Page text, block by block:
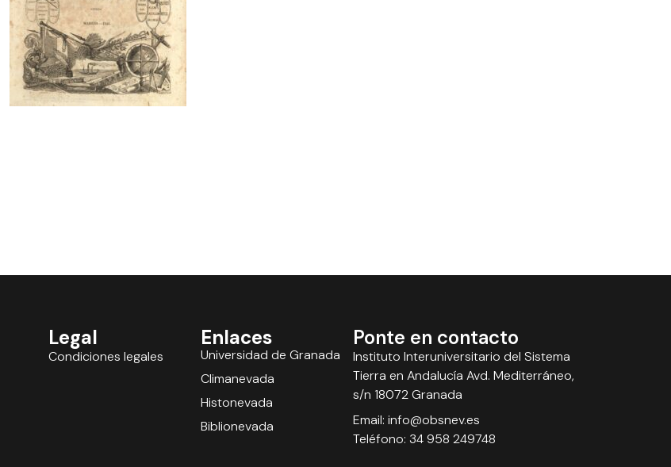
Legal
Condiciones legales
Enlaces
Universidad de Granada
Climanevada
Histonevada
Biblionevada
Ponte en contacto
Instituto Interuniversitario del Sistema
Tierra en Andalucía Avd. Mediterráneo,
s/n 18072 Granada
Email: info@obsnev.es
Teléfono: 34 958 249748